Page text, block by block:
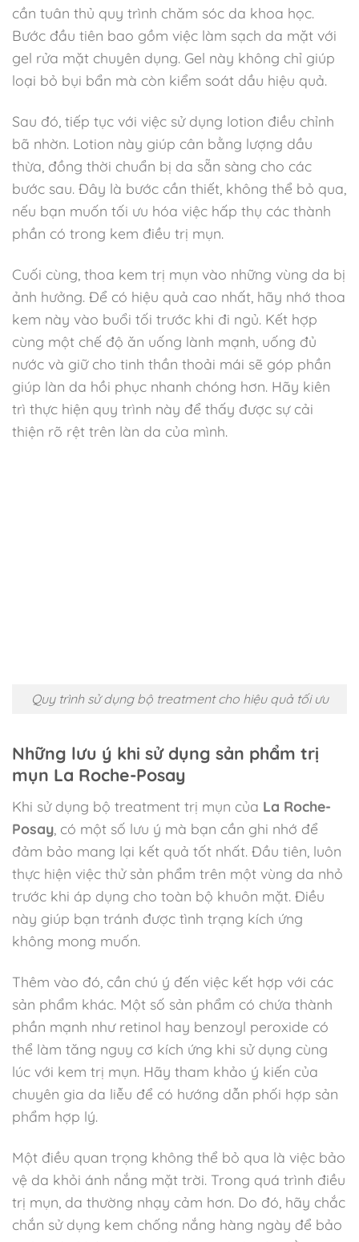
cần tuân thủ quy trình chăm sóc da khoa học.
Bước đầu tiên bao gồm việc làm sạch da mặt với
gel rửa mặt chuyên dụng. Gel này không chỉ giúp
loại bỏ bụi bẩn mà còn kiểm soát dầu hiệu quả.
Sau đó, tiếp tục với việc sử dụng lotion điều chỉnh
bã nhờn. Lotion này giúp cân bằng lượng dầu
thừa, đồng thời chuẩn bị da sẵn sàng cho các
bước sau. Đây là bước cần thiết, không thể bỏ qua,
nếu bạn muốn tối ưu hóa việc hấp thụ các thành
phần có trong kem điều trị mụn.
Cuối cùng, thoa kem trị mụn vào những vùng da bị
ảnh hưởng. Để có hiệu quả cao nhất, hãy nhớ thoa
kem này vào buổi tối trước khi đi ngủ. Kết hợp
cùng một chế độ ăn uống lành mạnh, uống đủ
nước và giữ cho tinh thần thoải mái sẽ góp phần
giúp làn da hồi phục nhanh chóng hơn. Hãy kiên
trì thực hiện quy trình này để thấy được sự cải
thiện rõ rệt trên làn da của mình.
Quy trình sử dụng bộ treatment cho hiệu quả tối ưu
Những lưu ý khi sử dụng sản phẩm trị
mụn La Roche-Posay
Khi sử dụng bộ treatment trị mụn của La Roche-
Posay , có một số lưu ý mà bạn cần ghi nhớ để
đảm bảo mang lại kết quả tốt nhất. Đầu tiên, luôn
thực hiện việc thử sản phẩm trên một vùng da nhỏ
trước khi áp dụng cho toàn bộ khuôn mặt. Điều
này giúp bạn tránh được tình trạng kích ứng
không mong muốn.
Thêm vào đó, cần chú ý đến việc kết hợp với các
sản phẩm khác. Một số sản phẩm có chứa thành
phần mạnh như retinol hay benzoyl peroxide có
thể làm tăng nguy cơ kích ứng khi sử dụng cùng
lúc với kem trị mụn. Hãy tham khảo ý kiến của
chuyên gia da liễu để có hướng dẫn phối hợp sản
phẩm hợp lý.
Một điều quan trọng không thể bỏ qua là việc bảo
vệ da khỏi ánh nắng mặt trời. Trong quá trình điều
trị mụn, da thường nhạy cảm hơn. Do đó, hãy chắc
chắn sử dụng kem chống nắng hàng ngày để bảo